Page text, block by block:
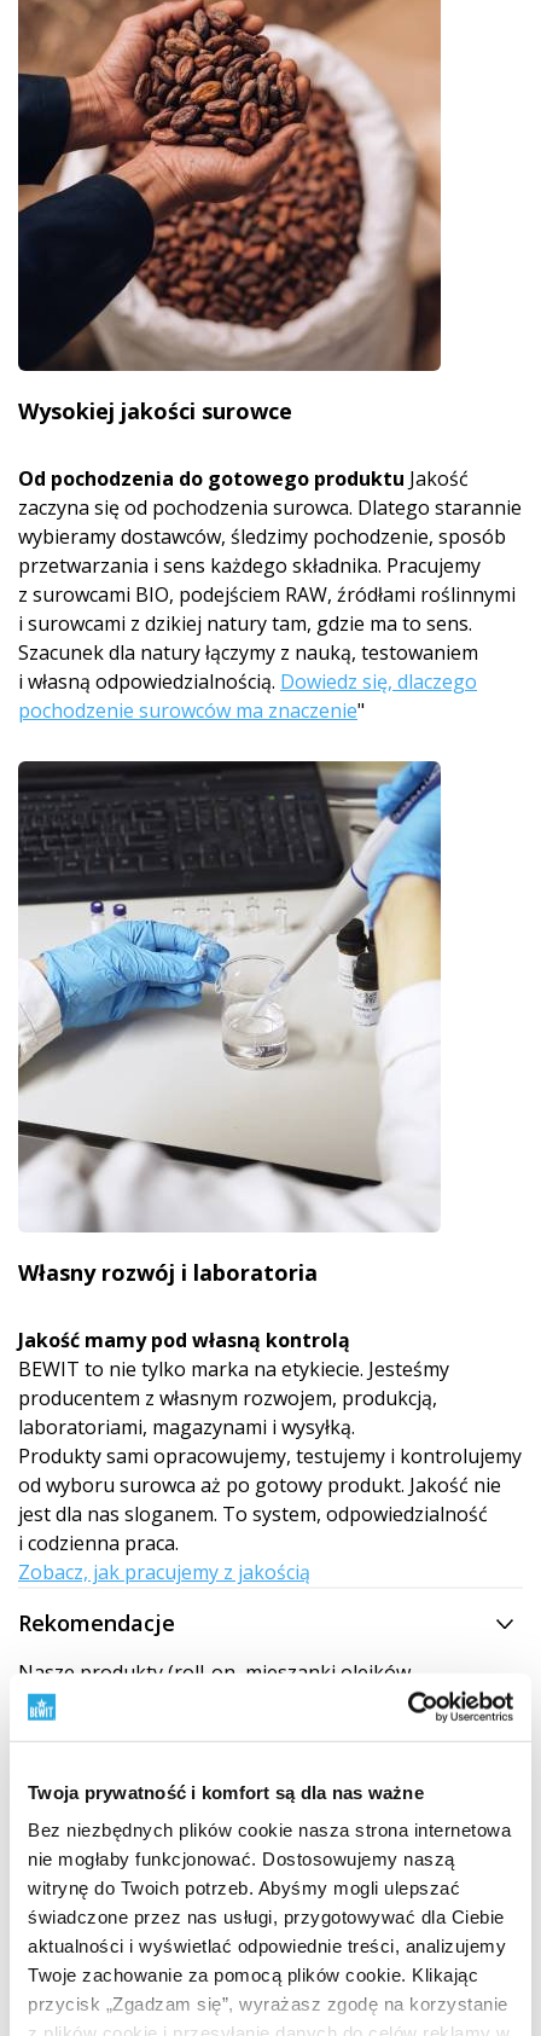
Twoja prywatność i komfort są dla nas ważne
Bez niezbędnych plików cookie nasza strona internetowa
nie mogłaby funkcjonować. Dostosowujemy naszą
witrynę do Twoich potrzeb. Abyśmy mogli ulepszać
świadczone przez nas usługi, przygotowywać dla Ciebie
aktualności i wyświetlać odpowiednie treści, analizujemy
Twoje zachowanie za pomocą plików cookie. Klikając
przycisk „Zgadzam się”, wyrażasz zgodę na korzystanie
Wysokiej jakości surowce
Od pochodzenia do gotowego produktu Jakość
zaczyna się od pochodzenia surowca. Dlatego starannie
wybieramy dostawców, śledzimy pochodzenie, sposób
przetwarzania i sens każdego składnika. Pracujemy
z surowcami BIO, podejściem RAW, źródłami roślinnymi
i surowcami z dzikiej natury tam, gdzie ma to sens.
Szacunek dla natury łączymy z nauką, testowaniem
i własną odpowiedzialnością. Dowiedz się, dlaczego
pochodzenie surowców ma znaczenie"
Własny rozwój i laboratoria
Jakość mamy pod własną kontrolą
BEWIT to nie tylko marka na etykiecie. Jesteśmy
producentem z własnym rozwojem, produkcją,
laboratoriami, magazynami i wysyłką.
Produkty sami opracowujemy, testujemy i kontrolujemy
od wyboru surowca aż po gotowy produkt. Jakość nie
jest dla nas sloganem. To system, odpowiedzialność
i codzienna praca.
Zobacz, jak pracujemy z jakością
Rekomendacje
Nasze produkty (roll-on, mieszanki olejków
eterycznych, naturalne olejki eteryczne) składają się
wyłącznie w 100% z naturalnych olejków eterycznych.
surowców zależy od wielu zmiennych, takich jak
pochodzenie rośliny, pora roku, warunki
klimatyczne zbiorów
i czas przetwarzania, naturalne
jest, że żadna partia naturalnego oleju etycznego
nigdy nie będzie w 100% identycznaz poprzednią. Ta
nieunikniona naturalna zmienność oznacza, że nawet
nasza końcowa mieszanka olejków eterycznych może
nieznacznie różnić się pod względem nut
aromatycznych lub intensywności. Jednak te subtelne